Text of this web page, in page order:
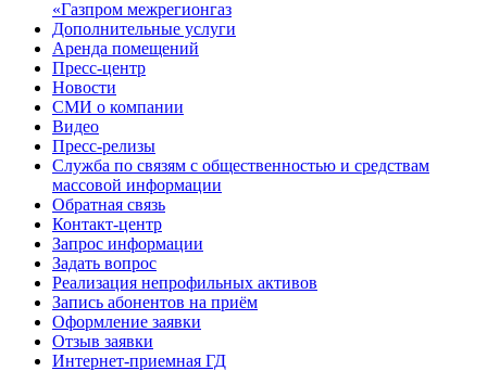
«Газпром межрегионгаз
Дополнительные услуги
Аренда помещений
Пресс-центр
Новости
СМИ о компании
Видео
Пресс-релизы
Служба по связям с общественностью и средствам
массовой информации
Обратная связь
Контакт-центр
Запрос информации
Задать вопрос
Реализация непрофильных активов
Запись абонентов на приём
Оформление заявки
Отзыв заявки
Интернет-приемная ГД